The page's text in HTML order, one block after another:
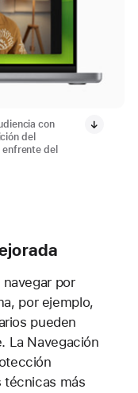
con
del
del
por
por ejemplo,
pueden
La Navegación
técnicas más